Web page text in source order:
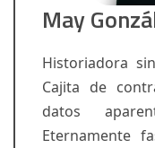
May
Historiadora
Cajita de
datos
Eternamente